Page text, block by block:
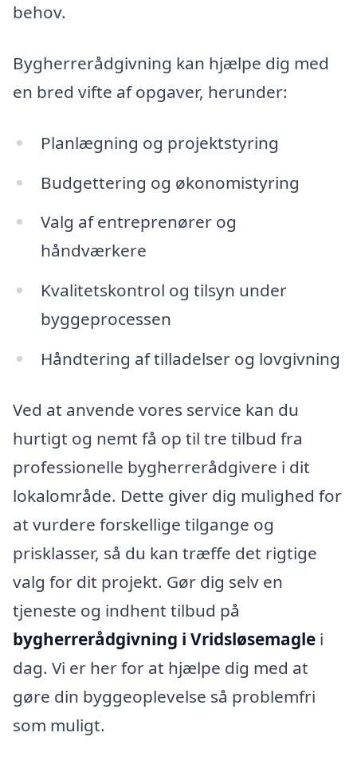
behov.
Bygherrerådgivning kan hjælpe dig med
en bred vifte af opgaver, herunder:
Planlægning og projektstyring
Budgettering og økonomistyring
Valg af entreprenører og
håndværkere
Kvalitetskontrol og tilsyn under
byggeprocessen
Håndtering af tilladelser og lovgivning
Ved at anvende vores service kan du
hurtigt og nemt få op til tre tilbud fra
professionelle bygherrerådgivere i dit
lokalområde. Dette giver dig mulighed for
at vurdere forskellige tilgange og
prisklasser, så du kan træffe det rigtige
valg for dit projekt. Gør dig selv en
tjeneste og indhent tilbud på
bygherrerådgivning i Vridsløsemagle i
dag. Vi er her for at hjælpe dig med at
gøre din byggeoplevelse så problemfri
som muligt.